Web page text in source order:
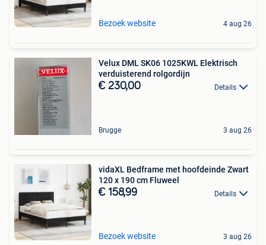
Bezoek website 4 aug 26
Velux DML SK06 1025KWL Elektrisch
verduisterend rolgordijn
€ 230,00 Details
Brugge 3 aug 26
vidaXL Bedframe met hoofdeinde Zwart
120 x 190 cm Fluweel
€ 158,99 Details
Bezoek website 3 aug 26